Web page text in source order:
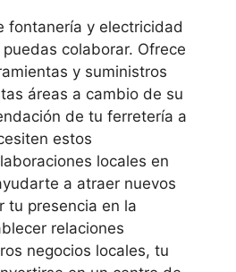
fontanería y electricidad
colaborar. Ofrece
y suministros
áreas a cambio de su
de tu ferretería a
estos
locales en
a atraer nuevos
tu presencia en la
relaciones
negocios locales, tu